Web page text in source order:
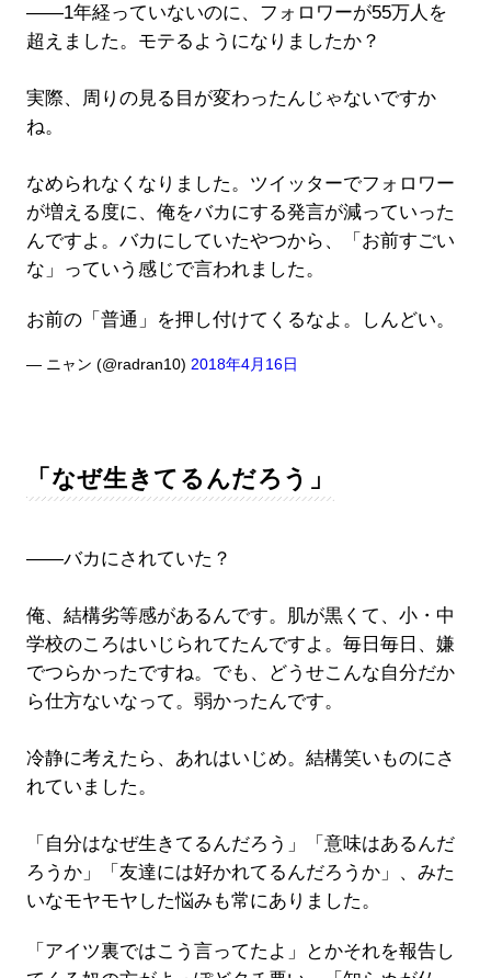
――1年経っていないのに、フォロワーが55万人を
超えました。モテるようになりましたか？
実際、周りの見る目が変わったんじゃないですか
ね。
なめられなくなりました。ツイッターでフォロワー
が増える度に、俺をバカにする発言が減っていった
んですよ。バカにしていたやつから、「お前すごい
な」っていう感じで言われました。
お前の「普通」を押し付けてくるなよ。しんどい。
— ニャン (@radran10) 2018年4月16日
「なぜ生きてるんだろう」
――バカにされていた？
俺、結構劣等感があるんです。肌が黒くて、小・中
学校のころはいじられてたんですよ。毎日毎日、嫌
でつらかったですね。でも、どうせこんな自分だか
ら仕方ないなって。弱かったんです。
冷静に考えたら、あれはいじめ。結構笑いものにさ
れていました。
「自分はなぜ生きてるんだろう」「意味はあるんだ
ろうか」「友達には好かれてるんだろうか」、みた
いなモヤモヤした悩みも常にありました。
「アイツ裏ではこう言ってたよ」とかそれを報告し